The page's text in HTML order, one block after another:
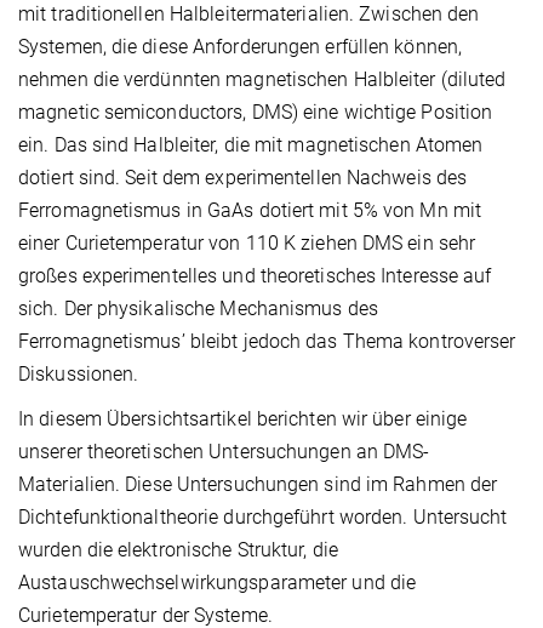
mit traditionellen Halbleitermaterialien. Zwischen den
Systemen, die diese Anforderungen erfüllen können,
nehmen die verdünnten magnetischen Halbleiter (diluted
magnetic semiconductors, DMS) eine wichtige Position
ein. Das sind Halbleiter, die mit magnetischen Atomen
dotiert sind. Seit dem experimentellen Nachweis des
Ferromagnetismus in GaAs dotiert mit 5% von Mn mit
einer Curietemperatur von 110 K ziehen DMS ein sehr
großes experimentelles und theoretisches Interesse auf
sich. Der physikalische Mechanismus des
Ferromagnetismus’ bleibt jedoch das Thema kontroverser
Diskussionen.
In diesem Übersichtsartikel berichten wir über einige
unserer theoretischen Untersuchungen an DMS-
Materialien. Diese Untersuchungen sind im Rahmen der
Dichtefunktionaltheorie durchgeführt worden. Untersucht
wurden die elektronische Struktur, die
Austauschwechselwirkungsparameter und die
Curietemperatur der Systeme.